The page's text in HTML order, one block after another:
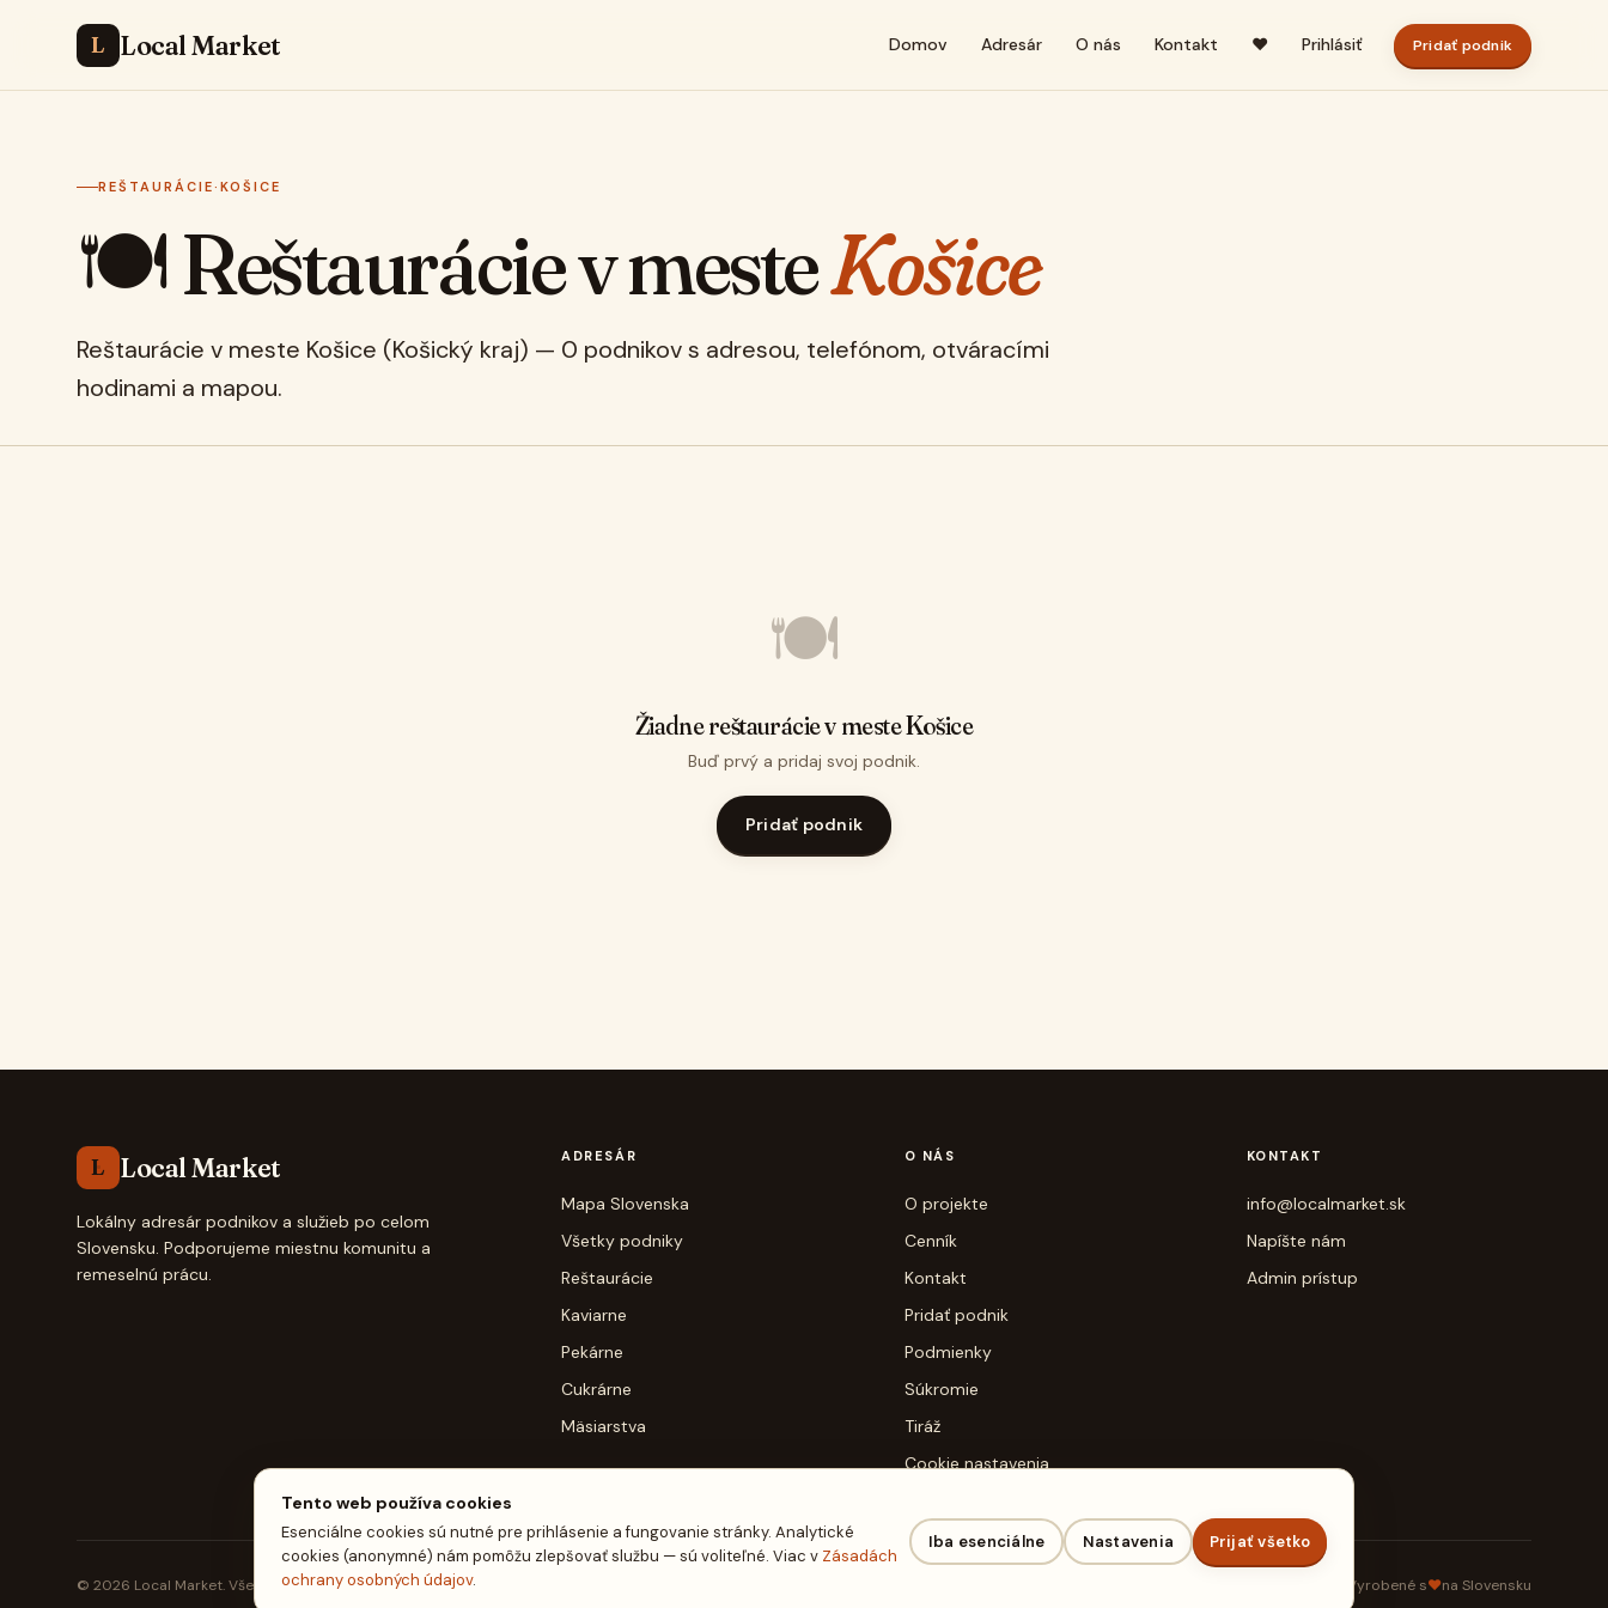
L Local Market Domov Adresár O nás Kontakt ♥ Prihlásiť Pridať podnik
REŠTAURÁCIE· KOŠICE
🍽️ Reštaurácie v mesteKošice
Reštaurácie v meste Košice (Košický kraj) — 0 podnikov s adresou, telefónom, otváracími
hodinami a mapou.
🍽️
Žiadne reštaurácie v meste Košice
Buď prvý a pridaj svoj podnik.
Pridať podnik
L Local Market
Lokálny adresár podnikov a služieb po celom
Slovensku. Podporujeme miestnu komunitu a
remeselnú prácu.
ADRESÁR
Mapa Slovenska
Všetky podniky
Reštaurácie
Kaviarne
Pekárne
Cukrárne
Mäsiarstva
O NÁS
O projekte
Cenník
Kontakt
Pridať podnik
Podmienky
Súkromie
Tiráž
Cookie nastavenia
KONTAKT
info@localmarket.sk
Napíšte nám
Admin prístup
© 2026 Local Market. Všetky práva vyhradené. Vyrobené s♥na Slovensku
Tento web používa cookies
Esenciálne cookies sú nutné pre prihlásenie a fungovanie stránky. Analytické
cookies (anonymné) nám pomôžu zlepšovať službu — sú voliteľné. Viac v Zásadách
ochrany osobných údajov.
Iba esenciálne Nastavenia Prijať všetko